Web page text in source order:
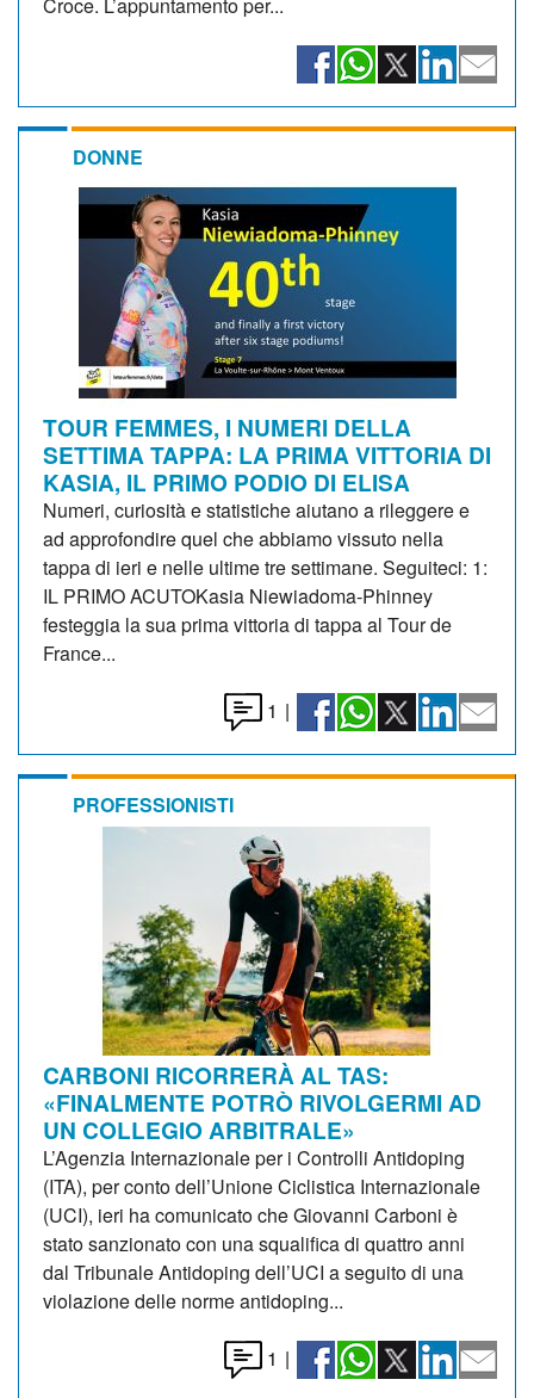
DONNE
TOUR FEMMES, I NUMERI DELLA
SETTIMA TAPPA: LA PRIMA VITTORIA DI
KASIA, IL PRIMO PODIO DI ELISA
Numeri, curiosità e statistiche aiutano a rileggere e
ad approfondire quel che abbiamo vissuto nella
tappa di ieri e nelle ultime tre settimane. Seguiteci: 1:
IL PRIMO ACUTOKasia Niewiadoma-Phinney
festeggia la sua prima vittoria di tappa al Tour de
France...
1 |
PROFESSIONISTI
CARBONI RICORRERÀ AL TAS:
«FINALMENTE POTRÒ RIVOLGERMI AD
UN COLLEGIO ARBITRALE»
L’Agenzia Internazionale per i Controlli Antidoping
(ITA), per conto dell’Unione Ciclistica Internazionale
(UCI), ieri ha comunicato che Giovanni Carboni è
stato sanzionato con una squalifica di quattro anni
dal Tribunale Antidoping dell’UCI a seguito di una
violazione delle norme antidoping...
1 |